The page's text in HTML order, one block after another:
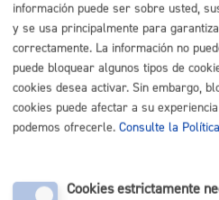
Bonificaciones y exenciones en
información puede ser sobre usted,
y se usa principalmente para
correctamente. La información no
puede bloquear algunos tipos de
cookies desea activar. Sin embargo,
cookies puede afectar a su
podemos ofrecerle. Consulte la
Cookies estrictamente